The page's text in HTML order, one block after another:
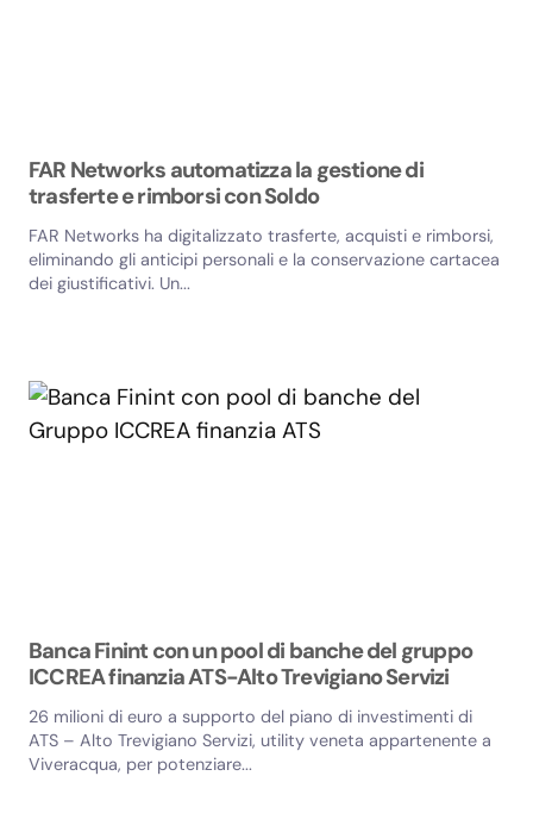
FAR Networks automatizza la gestione di
trasferte e rimborsi con Soldo
FAR Networks ha digitalizzato trasferte, acquisti e rimborsi,
eliminando gli anticipi personali e la conservazione cartacea
dei giustificativi. Un...
Banca Finint con un pool di banche del gruppo
ICCREA finanzia ATS-Alto Trevigiano Servizi
26 milioni di euro a supporto del piano di investimenti di
ATS – Alto Trevigiano Servizi, utility veneta appartenente a
Viveracqua, per potenziare...